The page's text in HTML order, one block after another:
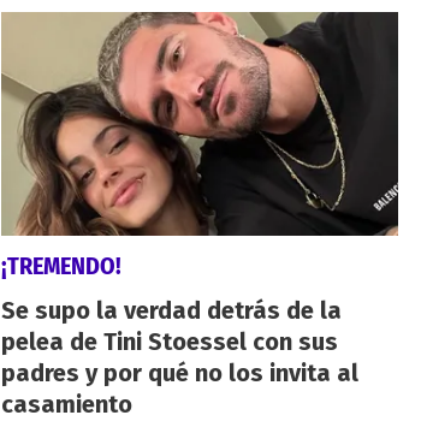
¡TREMENDO!
Se supo la verdad detrás de la
pelea de Tini Stoessel con sus
padres y por qué no los invita al
casamiento